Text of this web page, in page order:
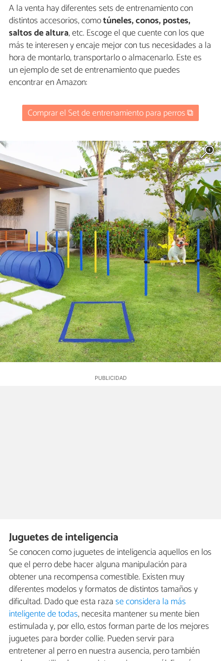
A la venta hay diferentes sets de entrenamiento con
distintos accesorios, comotúneles, conos, postes,
saltos de altura, etc. Escoge el que cuente con los que
más te interesen y encaje mejor con tus necesidades a la
hora de montarlo, transportarlo o almacenarlo. Este es
un ejemplo de set de entrenamiento que puedes
encontrar en Amazon:
Comprar el Set de entrenamiento para perros ⧉
Juguetes de inteligencia
Se conocen como juguetes de inteligencia aquellos en los
que el perro debe hacer alguna manipulación para
obtener una recompensa comestible. Existen muy
diferentes modelos y formatos de distintos tamaños y
dificultad. Dado que esta razase considera la más
inteligente de todas, necesita mantener su mente bien
estimulada y, por ello, estos forman parte de los mejores
juguetes para border collie. Pueden servir para
entretener al perro en nuestra ausencia, pero también